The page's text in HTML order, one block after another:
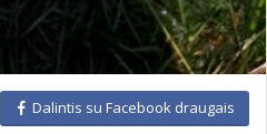
Dalintis su Facebook draugais